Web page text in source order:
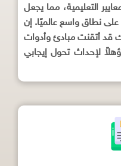
التعليمية، مما يجعل
نطاق واسع عالميًا. إن
قد أتقنت مبادئ وأدوات
لإحداث تحول إيجابي